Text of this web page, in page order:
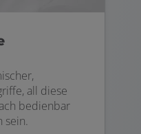
all diese
bedienbar
sein.